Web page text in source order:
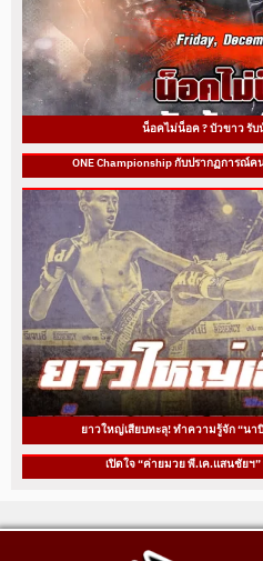
น็อคไม่น็อค ? บัวขาว รับ
ONE Championship กับปรากฏการณ์
ยาวใหญ่เสียบทะลุ! ทำความรู้จัก “นา
เปิดใจ “ค่ายมวย พี.เค.แสนชัย